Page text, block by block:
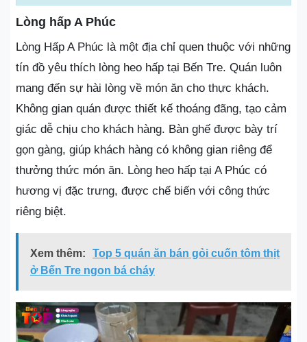
Lòng hấp A Phúc
Lòng Hấp A Phúc là một địa chỉ quen thuộc với những
tín đồ yêu thích lòng heo hấp tại Bến Tre. Quán luôn
mang đến sự hài lòng về món ăn cho thực khách.
Không gian quán được thiết kế thoáng đãng, tạo cảm
giác dễ chịu cho khách hàng. Bàn ghế được bày trí
gọn gàng, giúp khách hàng có không gian riêng để
thưởng thức món ăn. Lòng heo hấp tại A Phúc có
hương vị đặc trưng, được chế biến với công thức
riêng biệt.
Xem thêm:
Top 5 quán ăn bán gỏi cuốn tôm thịt
ở Bến Tre ngon bá cháy